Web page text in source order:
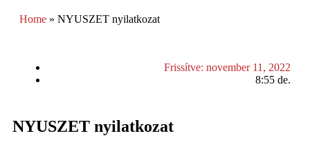
Home » NYUSZET nyilatkozat
Frissítve: november 11, 2022
8:55 de.
NYUSZET nyilatkozat